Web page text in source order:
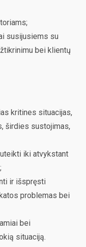
susijusiems su
bei klientų
kritines situacijas,
širdies sustojimas,
iki atvykstant
ir išspręsti
problemas bei
bei
situaciją.